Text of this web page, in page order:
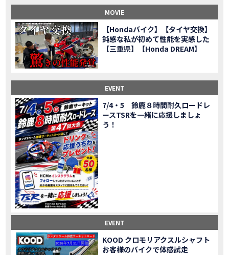
バイク女子6人でツーリング行った結果ww！後編
MOVIE 温泉1泊。いつもソロの女性ライダー、大人のマスツーリングへついていった【三重〜長野•茶臼山高原経由】Honda CL500
MOVIE 【梅本まどかさんコラボ】CIVIC TYPE R♪ スタッフオススメの鈴鹿ドライブへ！【前編】
MOVIE ＨＣＭ２＆４サーキットフェス2023 紹介動画②
MOVIE ＨＣＭ２＆４サーキットフェス2023 紹介動画①
Honda Dream 四日市のご紹介
MOVIE Honda Dream 鈴鹿のご紹介
MOVIE
Honda Dream 松阪のご紹介
２月１２日 牡蠣ツーリングフォトギャラリー
EVENT 第6回オフロードスクールフォトギャラリー
EVENT Honda Dream鈴鹿・松阪・四日市 ３店舗合同周年祭フォトギャラリー
MOVIE Honda Dream鈴鹿・松阪・四日市 ３店舗合同周年祭レポート
NEW BIKE NEW BIKE「HAWK 11」新型ロードスポーツモデル HAWK 11を発売！
NEW BIKE NEW BIKE「ダックス125」新型レジャーバイク ダックス125を発売！
MOVIE Honda Dream 鈴鹿 オフロードスクール紹介
【新車中古車多数】三重県でバイクを探すなら！HondaDream松阪【ホンダ二輪車専門店】
MOVIE 【県下最大規模】三重県でバイクを探すなら！HondaDream鈴鹿【ホンダ二輪車専門店】
NEW BIKE 「CBR400R」「400X」の仕様 を一部変更し発売!
MOVIE
【Hondaバイク】【タイヤ交換】
鈍感な私が初めて性能を実感した
【三重県】【Honda DREAM】
EVENT
7/4・5 鈴鹿８時間耐久ロードレ
ースTSRを一緒に応援しましょ
う！
EVENT
KOOD クロモリアクスルシャフト
お客様のバイクで体感試走